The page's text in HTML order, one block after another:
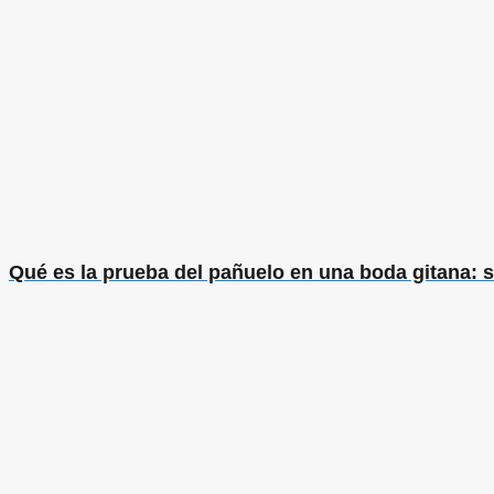
Qué es la prueba del pañuelo en una boda gitana: